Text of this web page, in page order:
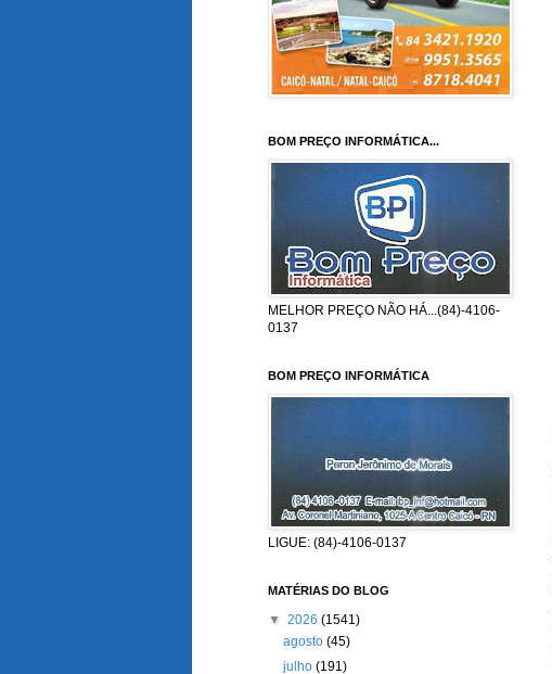
BOM PREÇO INFORMÁTICA...
MELHOR PREÇO NÃO HÁ...(84)-4106-
0137
BOM PREÇO INFORMÁTICA
LIGUE: (84)-4106-0137
MATÉRIAS DO BLOG
▼ 2026 (1541)
agosto(45)
julho(191)